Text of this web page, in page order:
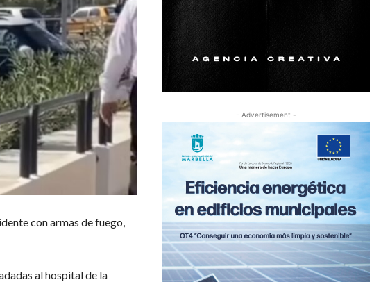
con armas de fuego,
al hospital de la
- Advertisement -